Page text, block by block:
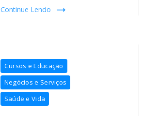
Continue Lendo
Cursos e Educação
Negócios e Serviços
Saúde e Vida